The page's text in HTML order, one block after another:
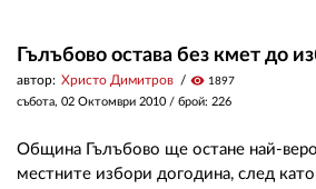
Гълъбово остава без кмет до
автор: Христо Димитров visibility 1897
събота, 02 Октомври 2010 / брой: 226
Община Гълъбово ще остане най-
местните избори догодина, след